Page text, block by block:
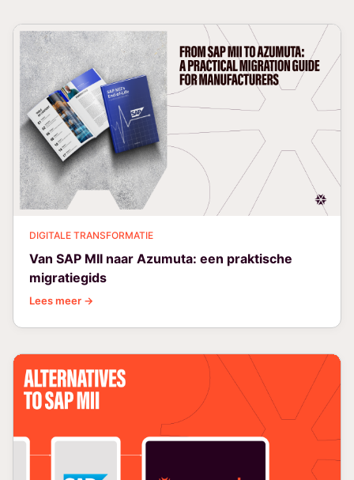
DIGITALE TRANSFORMATIE
Van SAP MII naar Azumuta: een praktische
migratiegids
Lees meer →